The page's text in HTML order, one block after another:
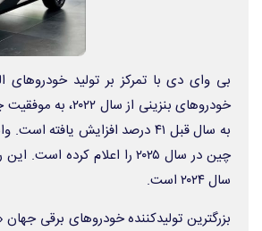
سال ۲۰۲۴ است.
بزرگترین تولیدکننده خودروهای برقی